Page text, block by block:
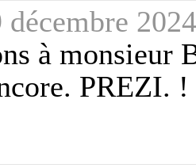
décembre
à monsieur
PREZI. !